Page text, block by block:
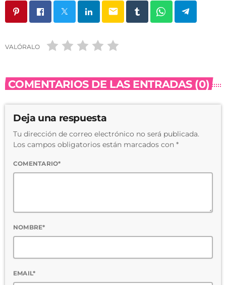
email
VALÓRALO
COMENTARIOS DE LAS ENTRADAS (0)
Deja una respuesta
Tu dirección de correo electrónico no será publicada.
Los campos obligatorios están marcados con *
COMENTARIO*
NOMBRE*
EMAIL*